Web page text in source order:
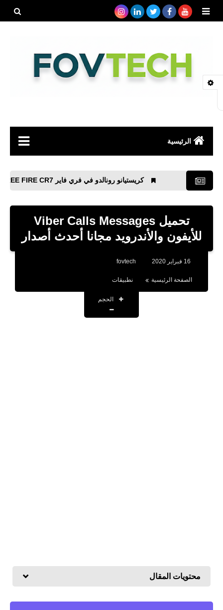
الرئيسية
رياضة
مواقع
برامج كمبيوتر
كريستيانو رونالدو في فري فاير FREE FIRE CR7
تحميل Viber Calls Messages
للأيفون والأندرويد مجانا أحدث أصدار
fovtech
الصفحة الرئيسية نطبيقات
الحجم
محتويات المقال